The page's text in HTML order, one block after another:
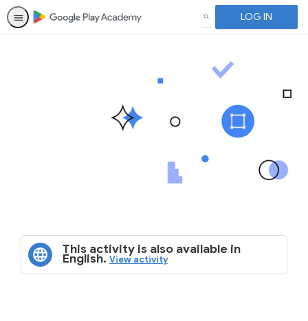
SEARCH LOG IN
This activity is also available in
English. View activity